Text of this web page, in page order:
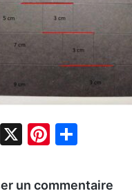
Facebook
X Pinterest
un commentaire